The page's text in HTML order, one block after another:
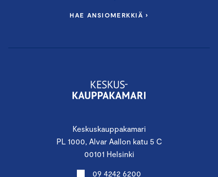
Keskuskauppakamari
PL 1000, Alvar Aallon katu 5 C
00101 Helsinki
09 4242 6200
HAE ANSIOMERKKIÄ ›